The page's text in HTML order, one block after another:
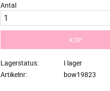
Antal
KÖP
Lagerstatus
I lager
Artikelnr
bow19823